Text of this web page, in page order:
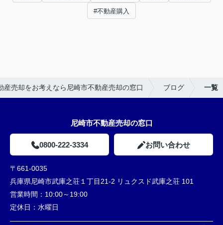
#不動産購入
産売却をお考えなら尼崎市不動産売却の窓口 ブログ 一覧
尼崎市不動産売却の窓口
0800-222-3334 お問い合わせ
〒661-0035
兵庫県尼崎市武庫之荘１丁目21-2 リュクスド武庫之荘 101
営業時間： 10:00～19:00
定休日： 水曜日